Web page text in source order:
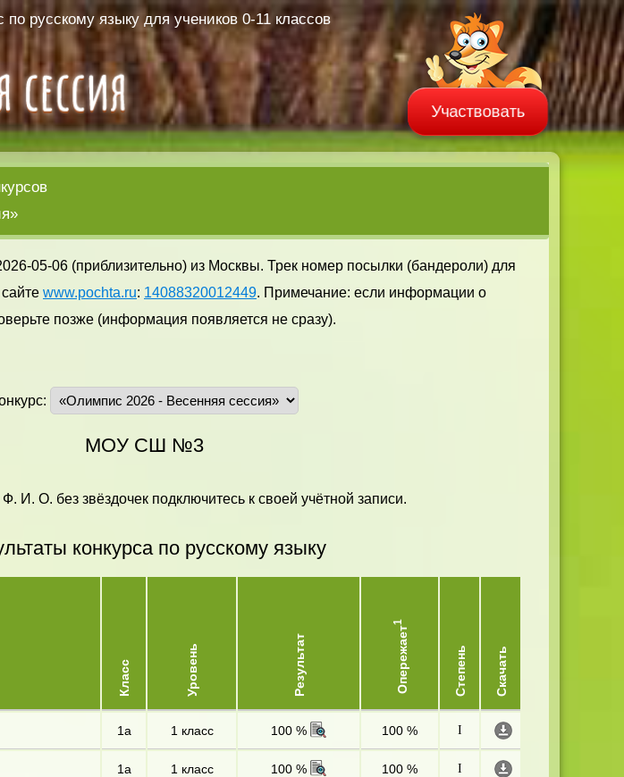
русскому языку для учеников 0-11 классов
Участвовать
05-06 (приблизительно) из Москвы. Трек номер посылки (бандероли) для
www.pochta.ru: 14088320012449. Примечание: если информации о
позже (информация появляется не сразу).
МОУ СШ №3
И. О. без звёздочек подключитесь к своей учётной записи.
конкурса по русскому языку
Класс Уровень Результат Опережает
1
Степень Скачать
1а 1 класс 100 % 100 % I
1а 1 класс 100 % 100 % I